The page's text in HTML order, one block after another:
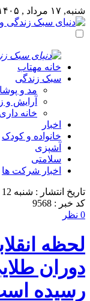
شنبه, ۱۷ مرداد , ۱۴۰۵
خانه مهتاب
سبک زندگی
مد و
آرایش و
خانه داری
اخبار
خانواده و کودک
آشپزی
سلامتی
اخبار شرکت ها
تاریخ انتشار : شنبه 12 جولای 2025 - 23:52
کد خبر : 9568
0 نظر
لحظه
دوران
رسیده